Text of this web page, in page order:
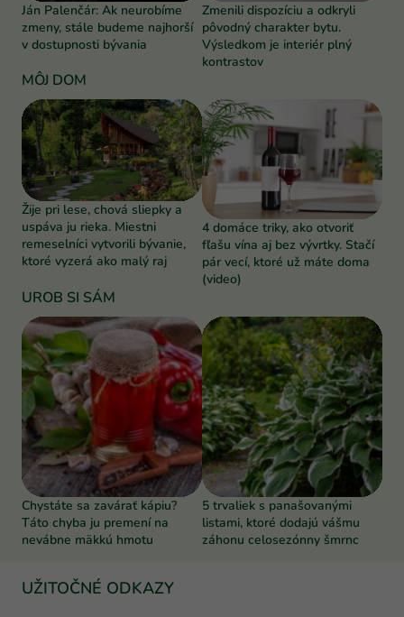
Ján Palenčár: Ak neurobíme
zmeny, stále budeme najhorší
v dostupnosti bývania
Zmenili dispozíciu a odkryli
pôvodný charakter bytu.
Výsledkom je interiér plný
kontrastov
MÔJ DOM
Žije pri lese, chová sliepky a
uspáva ju rieka. Miestni
remeselníci vytvorili bývanie,
ktoré vyzerá ako malý raj
4 domáce triky, ako otvoriť
fľašu vína aj bez vývrtky. Stačí
pár vecí, ktoré už máte doma
(video)
UROB SI SÁM
Chystáte sa zavárať kápiu?
Táto chyba ju premení na
nevábne mäkkú hmotu
5 trvaliek s panašovanými
listami, ktoré dodajú vášmu
záhonu celosezónny šmrnc
UŽITOČNÉ ODKAZY